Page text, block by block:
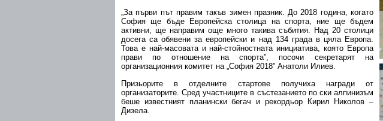
„За първи път правим такъв зимен празник. До 2018 година, когато
София ще бъде Европейска столица на спорта, ние ще бъдем
активни, ще направим още много такива събития. Над 20 столици
досега са обявени за европейски и над 134 града в цяла Европа.
Това е най-масовата и най-стойностната инициатива, която Европа
прави по отношение на спорта”, посочи секретарят на
организационния комитет на „София 2018” Анатоли Илиев.
Призьорите в отделните стартове получиха награди от
организаторите. Сред участниците в състезанието по ски алпинизъм
беше известният планински бегач и рекордьор Кирил Николов –
Дизела.